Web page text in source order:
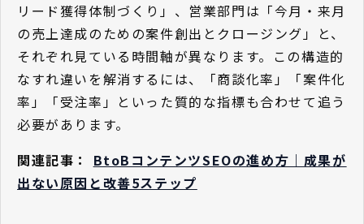
リード獲得体制づくり」、営業部門は「今月・来月
の売上達成のための案件創出とクロージング」と、
それぞれ見ている時間軸が異なります。この構造的
なすれ違いを解消するには、「商談化率」「案件化
率」「受注率」といった質的な指標も合わせて追う
必要があります。
関連記事：
BtoBコンテンツSEOの進め方｜成果が
出ない原因と改善5ステップ